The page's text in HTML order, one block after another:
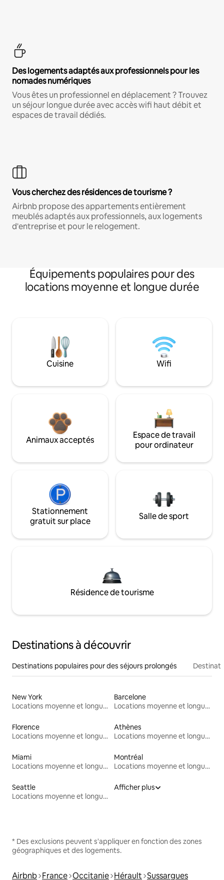
Des logements adaptés aux professionnels pour les
nomades numériques
Vous êtes un professionnel en déplacement ? Trouvez
un séjour longue durée avec accès wifi haut débit et
espaces de travail dédiés.
Vous cherchez des résidences de tourisme ?
Airbnb propose des appartements entièrement
meublés adaptés aux professionnels, aux logements
d'entreprise et pour le relogement.
Équipements populaires pour des
locations moyenne et longue durée
Cuisine Wifi
Animaux acceptés
Espace de travail
pour ordinateur
Stationnement
gratuit sur place
Salle de sport
Résidence de tourisme
Destinations à découvrir
Destinations populaires pour des séjours prolongés
New York
Locations moyenne et longue durée
Barcelone
Locations moyenne et longue durée
Florence
Locations moyenne et longue durée
Athènes
Locations moyenne et longue durée
Miami
Locations moyenne et longue durée
Montréal
Locations moyenne et longue durée
Seattle
Locations moyenne et longue durée
Afficher plus
* Des exclusions peuvent s'appliquer en fonction des zones
géographiques et des logements.
Airbnb France Occitanie Hérault Sussargues